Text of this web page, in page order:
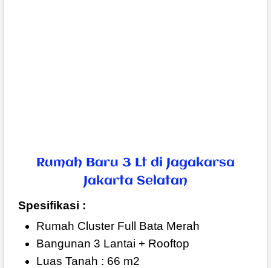
Rumah Baru 3 Lt di Jagakarsa
Jakarta Selatan
Spesifikasi :
Rumah Cluster Full Bata Merah
Bangunan 3 Lantai + Rooftop
Luas Tanah : 66 m2